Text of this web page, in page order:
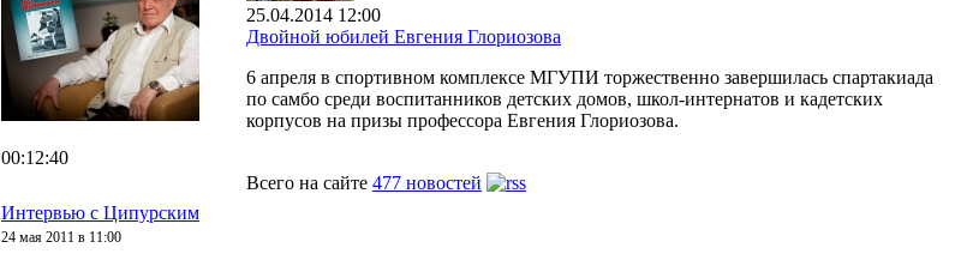
00:12:40
Интервью с Ципурским
24 мая 2011 в 11:00
25.04.2014 12:00
Двойной юбилей Евгения Глориозова
6 апреля в спортивном комплексе МГУПИ торжественно завершилась спартакиада
по самбо среди воспитанников детских домов, школ-интернатов и кадетских
корпусов на призы профессора Евгения Глориозова.
Всего на сайте 477 новостей